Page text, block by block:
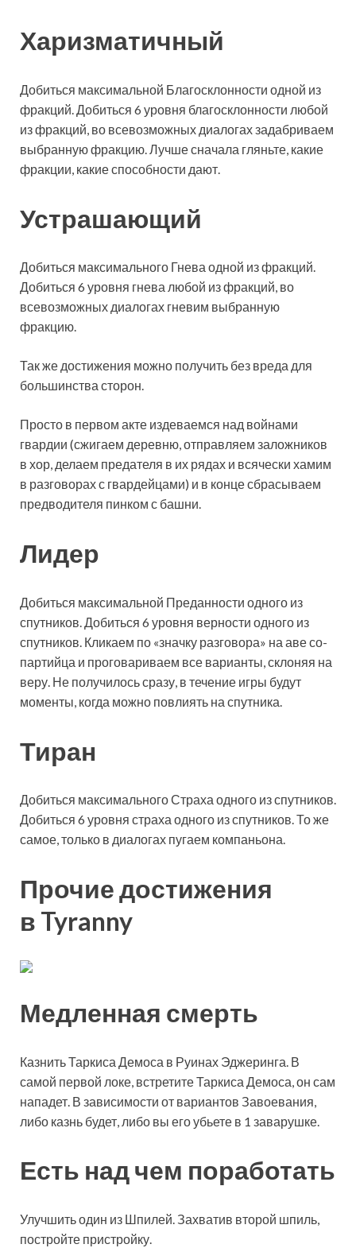
Харизматичный
Добиться максимальной Благосклонности одной из
фракций. Добиться 6 уровня благосклонности любой
из фракций, во всевозможных диалогах задабриваем
выбранную фракцию. Лучше сначала гляньте, какие
фракции, какие способности дают.
Устрашающий
Добиться максимального Гнева одной из фракций.
Добиться 6 уровня гнева любой из фракций, во
всевозможных диалогах гневим выбранную
фракцию.
Так же достижения можно получить без вреда для
большинства сторон.
Просто в первом акте издеваемся над войнами
гвардии (сжигаем деревню, отправляем заложников
в хор, делаем предателя в их рядах и всячески хамим
в разговорах с гвардейцами) и в конце сбрасываем
предводителя пинком с башни.
Лидер
Добиться максимальной Преданности одного из
спутников. Добиться 6 уровня верности одного из
спутников. Кликаем по «значку разговора» на аве со-
партийца и проговариваем все варианты, склоняя на
веру. Не получилось сразу, в течение игры будут
моменты, когда можно повлиять на спутника.
Тиран
Добиться максимального Страха одного из спутников.
Добиться 6 уровня страха одного из спутников. То же
самое, только в диалогах пугаем компаньона.
Прочие достижения
в Tyranny
Медленная смерть
Казнить Таркиса Демоса в Руинах Эджеринга. В
самой первой локе, встретите Таркиса Демоса, он сам
нападет. В зависимости от вариантов Завоевания,
либо казнь будет, либо вы его убьете в 1 заварушке.
Есть над чем поработать
Улучшить один из Шпилей. Захватив второй шпиль,
постройте пристройку.